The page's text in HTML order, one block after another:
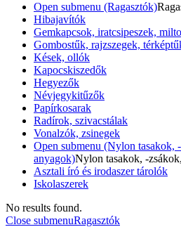
Open submenu (Ragasztók)
Hibajavítók
Gemkapcsok, iratcsipeszek,
Gombostűk, rajzszegek,
Kések, ollók
Kapocskiszedők
Hegyezők
Névjegykitűzők
Papírkosarak
Radírok, szivacstálak
Vonalzók, zsinegek
Open submenu (Nylon tasakok,
anyagok)Nylon tasakok, -
Asztali író és irodaszer tárolók
Iskolaszerek
No results found.
Close submenuRagasztók